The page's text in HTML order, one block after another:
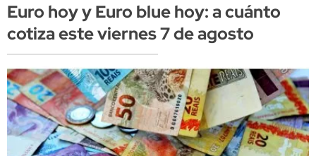
Euro hoy y Euro blue hoy: a cuánto
cotiza este viernes 7 de agosto